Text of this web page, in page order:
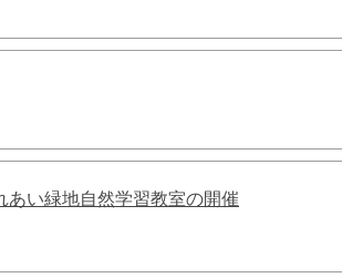
あい緑地自然学習教室の開催